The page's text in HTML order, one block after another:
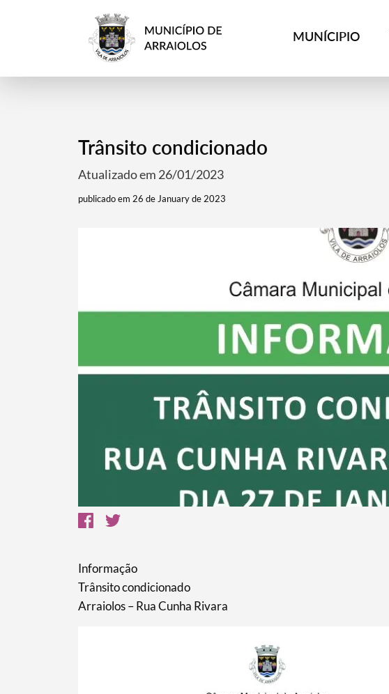
MUNÍCIPIO
Trânsito condicionado
Atualizado em 26/01/2023
publicado em 26 de January de 2023
Informação
Trânsito condicionado
Arraiolos – Rua Cunha Rivara